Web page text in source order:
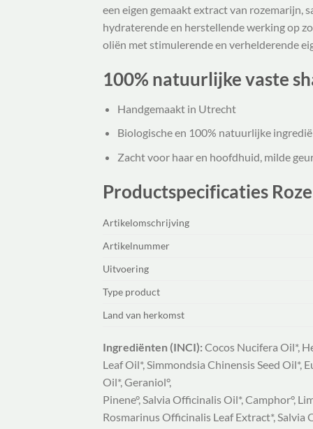
een eigen gemaakt extract van rozemarijn,
hydraterende en herstellende werking op
oliën met stimulerende en verhelderende
100% natuurlijke vaste
Handgemaakt in Utrecht
Biologische en 100% natuurlijke
Zacht voor haar en hoofdhuid, milde
Productspecificaties
Artikelomschrijving
Artikelnummer
Uitvoering
Type product
Land van herkomst
Ingrediënten (INCI): Cocos Nucifera Oil*,
Leaf Oil*, Simmondsia Chinensis Seed
Oil*, Geraniol°,
Pinene°, Salvia Officinalis Oil*, Camphor°,
Rosmarinus Officinalis Leaf Extract*, Salvia